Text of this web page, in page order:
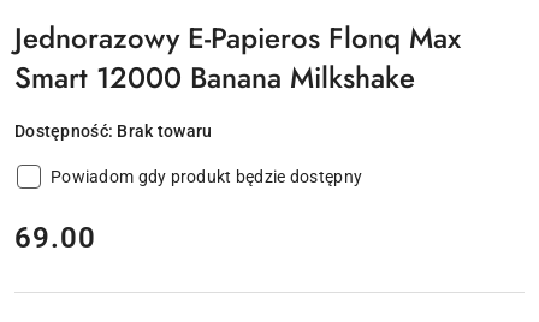
Jednorazowy E-Papieros Flonq Max
Smart 12000 Banana Milkshake
Dostępność: Brak towaru
Powiadom gdy produkt będzie dostępny
cena:
69.00